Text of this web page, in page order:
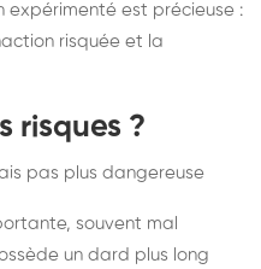
expérimenté est précieuse :
risquée et la
risques ?
pas plus dangereuse
souvent mal
un dard plus long